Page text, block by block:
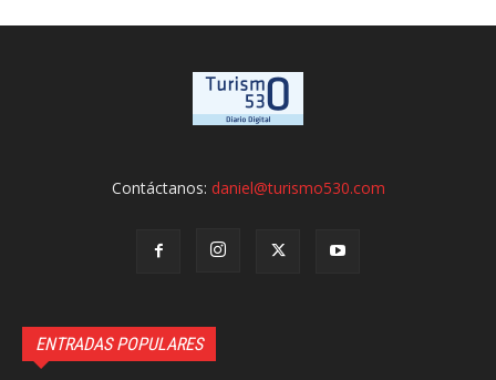
Contáctanos: daniel@turismo530.com
ENTRADAS POPULARES